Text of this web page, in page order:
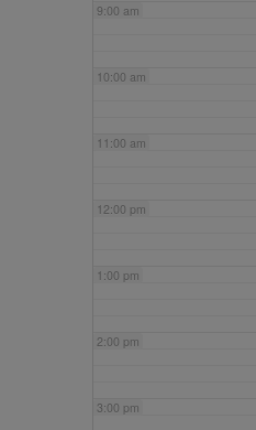
9:00 am
10:00 am
11:00 am
12:00 pm
1:00 pm
2:00 pm
3:00 pm